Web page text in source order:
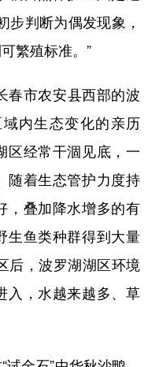
湖北 湖南
青海 宁夏
عربى
本語 한국어
步判断为偶发现象，
繁殖标准。”
春市农安县西部的波
内生态变化的亲历
区经常干涸见底，一
随着生态管护力度持
，叠加降水增多的有
生鱼类种群得到大量
后，波罗湖湖区环境
入，水越来越多、草